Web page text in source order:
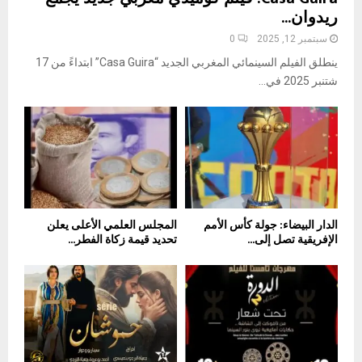
ريدوان...
سبتمبر 12, 2025 0
ينطلق الفيلم السينمائي المغربي الجديد “Casa Guira” ابتداءً من 17
شتنبر 2025 في...
المجلس العلمي الأعلى يعلن
تحديد قيمة زكاة الفطر...
الدار البيضاء: جولة كأس الأمم
الإفريقية تصل إلى...